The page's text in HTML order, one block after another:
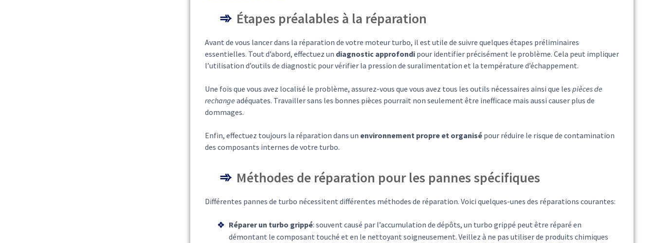
Étapes préalables à la réparation
Avant de vous lancer dans la réparation de votre moteur turbo, il est utile de suivre quelques étapes préliminaires
essentielles. Tout d’abord, effectuez un diagnostic approfondipour identifier précisément le problème. Cela peut impliquer
l’utilisation d’outils de diagnostic pour vérifier la pression de suralimentation et la température d’échappement.
Une fois que vous avez localisé le problème, assurez-vous que vous avez tous les outils nécessaires ainsi que les pièces de
rechange adéquates. Travailler sans les bonnes pièces pourrait non seulement être inefficace mais aussi causer plus de
dommages.
Enfin, effectuez toujours la réparation dans un environnement propre et organisépour réduire le risque de contamination
des composants internes de votre turbo.
Méthodes de réparation pour les pannes spécifiques
Différentes pannes de turbo nécessitent différentes méthodes de réparation. Voici quelques-unes des réparations courantes:
Réparer un turbo grippé: souvent causé par l’accumulation de dépôts, un turbo grippé peut être réparé en
démontant le composant touché et en le nettoyant soigneusement. Veillez à ne pas utiliser de produits chimiques